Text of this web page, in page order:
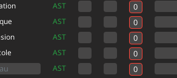
AST
AST
AST
AST
AST